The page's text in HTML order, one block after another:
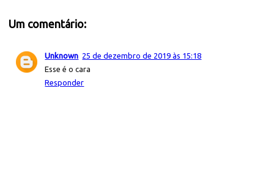
Um comentário:
Unknown 25 de dezembro de 2019 às 15:18
Esse é o cara
Responder